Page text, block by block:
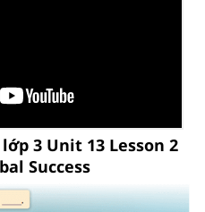
3 Unit 13 Lesson 2
Success